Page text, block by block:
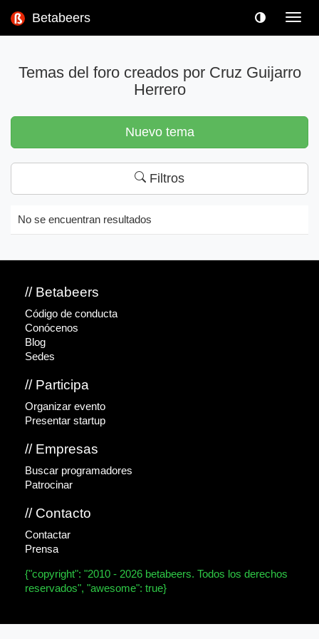
Betabeers
Temas del foro creados por Cruz Guijarro
Herrero
Nuevo tema
Filtros
No se encuentran resultados
// Betabeers
Código de conducta
Conócenos
Blog
Sedes
// Participa
Organizar evento
Presentar startup
// Empresas
Buscar programadores
Patrocinar
// Contacto
Contactar
Prensa
{"copyright": "2010 - 2026 betabeers. Todos los derechos
reservados", "awesome": true}